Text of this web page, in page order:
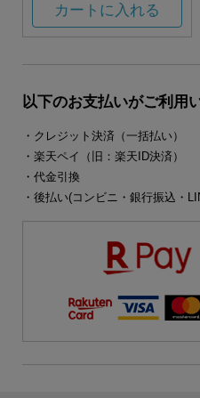
カートに入れる
以下のお支払いがご利用
・クレジット決済（一括払い）
・楽天ペイ（旧：楽天ID決済）
・代金引換
・後払い(コンビニ・銀行振込・